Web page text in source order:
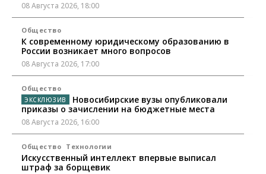
08 Августа 2026, 18:00
Общество
К современному юридическому образованию в
России возникает много вопросов
08 Августа 2026, 17:00
Общество
Новосибирские вузы опубликовали
приказы о зачислении на бюджетные места
08 Августа 2026, 16:00
Общество Технологии
Искусственный интеллект впервые выписал
штраф за борщевик